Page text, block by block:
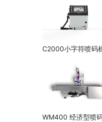
C2000小字符喷码
WM400 经济型喷